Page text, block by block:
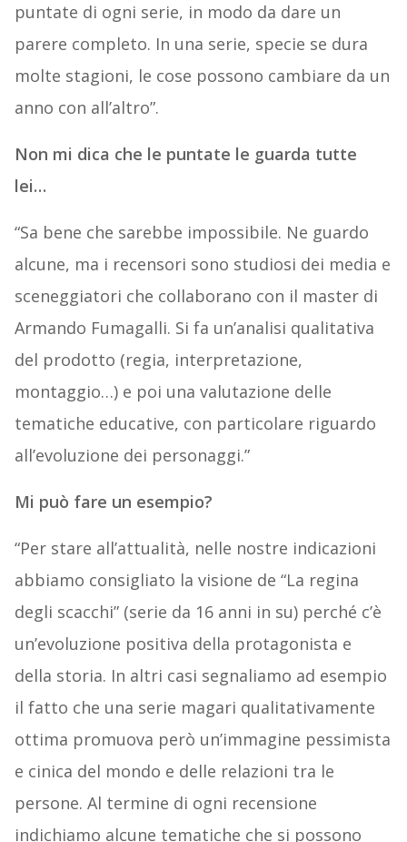
puntate di ogni serie, in modo da dare un
parere completo. In una serie, specie se dura
molte stagioni, le cose possono cambiare da un
anno con all’altro”.
Non mi dica che le puntate le guarda tutte
lei…
“Sa bene che sarebbe impossibile. Ne guardo
alcune, ma i recensori sono studiosi dei media e
sceneggiatori che collaborano con il master di
Armando Fumagalli. Si fa un’analisi qualitativa
del prodotto (regia, interpretazione,
montaggio…) e poi una valutazione delle
tematiche educative, con particolare riguardo
all’evoluzione dei personaggi.”
Mi può fare un esempio?
“Per stare all’attualità, nelle nostre indicazioni
abbiamo consigliato la visione de “La regina
degli scacchi” (serie da 16 anni in su) perché c’è
un’evoluzione positiva della protagonista e
della storia. In altri casi segnaliamo ad esempio
il fatto che una serie magari qualitativamente
ottima promuova però un’immagine pessimista
e cinica del mondo e delle relazioni tra le
persone. Al termine di ogni recensione
indichiamo alcune tematiche che si possono